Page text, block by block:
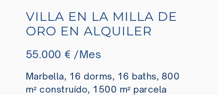
VILLA EN LA MILLA DE
ORO EN ALQUILER
55.000 € /Mes
Marbella, 16 dorms, 16 baths, 800
m² construído, 1500 m² parcela